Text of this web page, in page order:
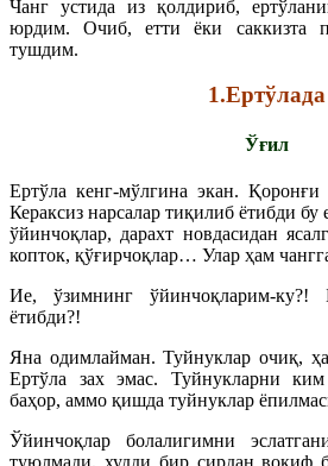
Чанг устида из қолдириб,
юрдим. Очиб, етти ёки саккизта
тушдим.
1.Ертўлада
Ўғил
Ертўла кенг-мўлгина экан.
Кераксиз нарсалар тиқилиб ётибди бу
ўйинчоқлар, дарахт новдасидан
копток, қўғирчоқлар… Улар ҳам
Ие, ўзимнинг ўйинчоқларим-
ётибди?!
Яна одимлайман. Туйнуклар очиқ,
Ертўла зах эмас. Туйнукларни
баҳор, аммо қишда туйнуклар
Ўйинчоқлар болалигимни
туюлмади, худди бир сирдан воқиф